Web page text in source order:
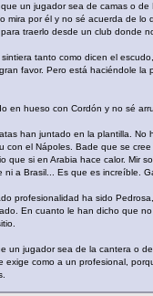
un jugador sea de camas o de
mira por él y no sé acuerda de lo
traerlo desde un club donde
tanto como dicen el
favor. Pero está haciéndole la
en hueso con Cordón y no sé
han juntado en la plantilla. No
con el Nápoles. Bade que se cree
que si en Arabia hace calor. Mir
ni a Brasil... Es que es increíble.
profesionalidad ha sido
En cuanto le han dicho que
un jugador sea de la cantera o
exige como a un profesional,